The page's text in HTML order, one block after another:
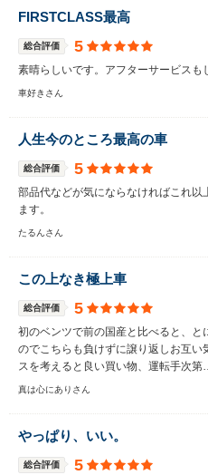
FIRSTCLASS最高
総合評価 5
素晴らしいです。アフターサービスも
車好きさん
人生今のところ最高の車
総合評価 5
部品代などが気にならなければこれ
ます。
たるんさん
この上なき極上車
総合評価 5
初のベンツで前の国産と比べると、
のでこちらも負けずに譲り返しお互い
スを考えると良い買い物、運転手次
真は心にありさん
やっぱり、いい。
総合評価 5